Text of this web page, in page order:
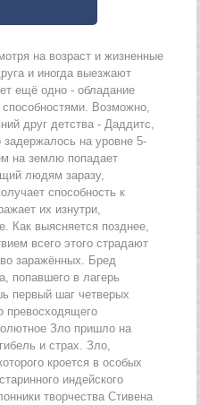
на возраст и жизненные
и иногда выезжают
ещё одно - обладание
Возможно,
друг детства - Даддитс,
задержалось на уровне 5-
на землю попадает
людям заразу,
способность к
их изнутри,
Как выясняется позднее,
всего этого страдают
заражённых. Бред
попавшего в лагерь
первый шаг четверых
превосходящего
Зло пришло на
и страх. Зло,
кроется в особых
индейского
творчества Стивена